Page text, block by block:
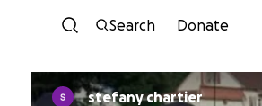
Search Donate
stefany chartier